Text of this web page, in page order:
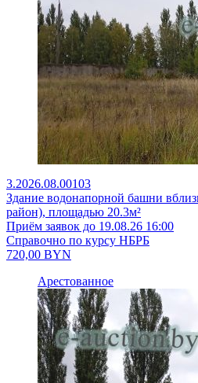
3.2026.08.00103
Здание водонапорной башни
район), площадью 20.3м²
Приём заявок до 19.08.26 16:00
Справочно по курсу НБРБ
720,00 BYN
Арестованное